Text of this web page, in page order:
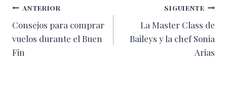
Navegación
de
entradas
ANTERIOR
Consejos para comprar
vuelos durante el Buen
Fin
SIGUIENTE
La Master Class de
Baileys y la chef Sonia
Arias